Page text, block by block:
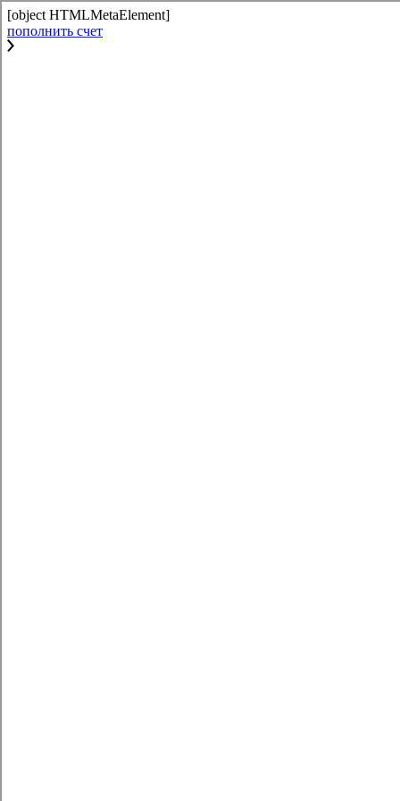
[object HTMLMetaElement]
пополнить счет